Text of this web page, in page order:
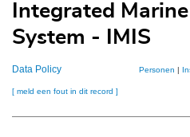
Integrated
System - IMIS
Data Policy Personen |
[ meld een fout in dit record ]